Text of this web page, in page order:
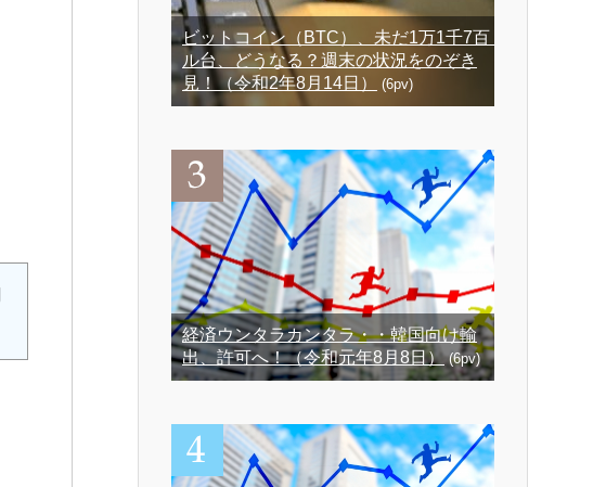
ビットコイン（BTC）、未だ1万1千7百ド
ル台、どうなる？週末の状況をのぞき
見！（令和2年8月14日）
(6pv)
経済ウンタラカンタラ・・韓国向け輸
出、許可へ！（令和元年8月8日）(6pv)